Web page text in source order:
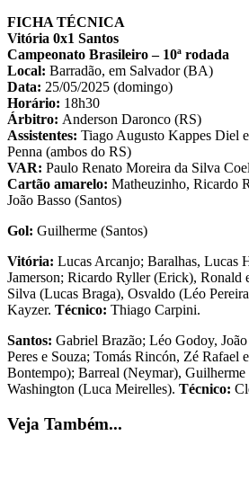
FICHA TÉCNICA
Vitória 0x1 Santos
Campeonato Brasileiro – 10ª rodada
Local: Barradão, em Salvador (BA)
Data: 25/05/2025 (domingo)
Horário: 18h30
Árbitro: Anderson Daronco (RS)
Assistentes: Tiago Augusto Kappes Diel
Penna (ambos do RS)
VAR: Paulo Renato Moreira da Silva
Cartão amarelo: Matheuzinho, Ricardo
João Basso (Santos)
Gol: Guilherme (Santos)
Vitória: Lucas Arcanjo; Baralhas, Lucas
Jamerson; Ricardo Ryller (Erick), Ronald
Silva (Lucas Braga), Osvaldo (Léo
Kayzer. Técnico: Thiago Carpini.
Santos: Gabriel Brazão; Léo Godoy,
Peres e Souza; Tomás Rincón, Zé Rafael
Bontempo); Barreal (Neymar),
Washington (Luca Meirelles). Técnico:
Veja Também...